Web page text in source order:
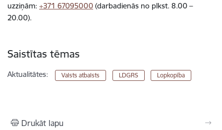
uzziņām: +371 67095000 (darbadienās no plkst. 8.00 –
20.00).
Saistītas tēmas
Aktualitātes: Valsts atbalsts LDGRS Lopkopība
Drukāt lapu